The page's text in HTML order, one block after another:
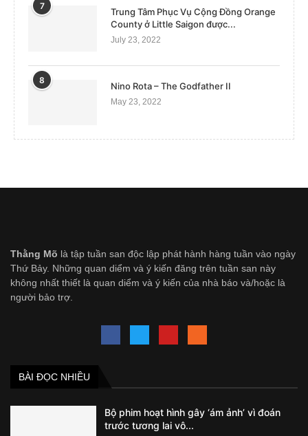
7
Trung Tâm Phục Vụ Cộng Đồng Orange
County ở Little Saigon được...
July 23, 2022
8
Nino Rota – The Godfather II
May 23, 2022
Thằng Mõ là tập tuần san độc lập phát hành hàng tuần vào ngày
Thứ Bảy. Những quan diểm và ý kiến đăng trên tuần san này
không nhất thiết là quan diểm và ý kiến của nhà báo và/hoặc là
người bảo trợ.
BÀI ĐỌC NHIỀU
Bộ phim hoạt hình gây ‘ám ảnh’ vì đoán
trước tương lai vô...